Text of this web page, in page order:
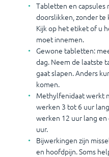
Tabletten en
doorslikken, zonder te
Kijk op het etiket of u
moet innemen.
Gewone tabletten:
dag. Neem de laatste
gaat slapen. Anders
komen.
Methylfenidaat werkt
werken 3 tot 6 uur
werken 12 uur lang
uur.
Bijwerkingen zijn
en hoofdpijn. Soms